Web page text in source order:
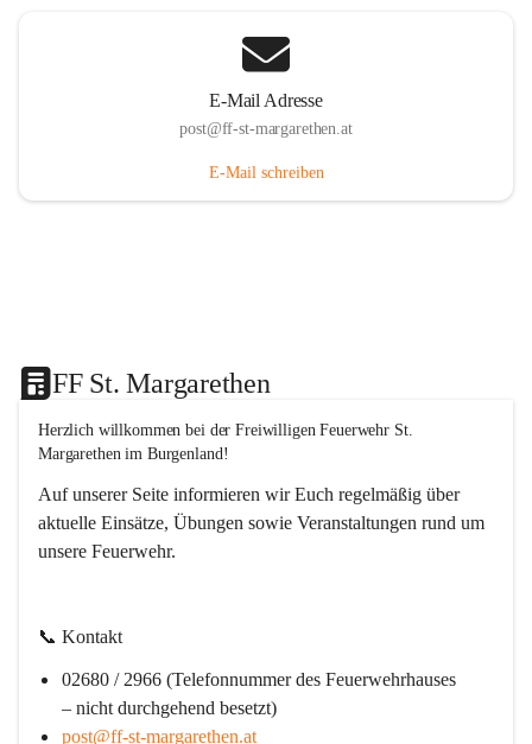
E-Mail Adresse
post@ff-st-margarethen.at
E-Mail schreiben
FF St. Margarethen
Herzlich willkommen bei der Freiwilligen Feuerwehr St.
Margarethen im Burgenland!
Auf unserer Seite informieren wir Euch regelmäßig über
aktuelle Einsätze, Übungen sowie Veranstaltungen rund um
unsere Feuerwehr.
📞 Kontakt
02680 / 2966 (Telefonnummer des Feuerwehrhauses
– nicht durchgehend besetzt)
post@ff-st-margarethen.at